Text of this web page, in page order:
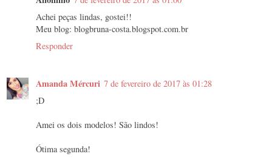
Achei peças lindas, gostei!!
Meu blog: blogbruna-costa.blogspot.com.br
Responder
Amanda Mércuri 7 de fevereiro de 2017 às 01:28
;D
Amei os dois modelos! São lindos!
Ótima segunda!